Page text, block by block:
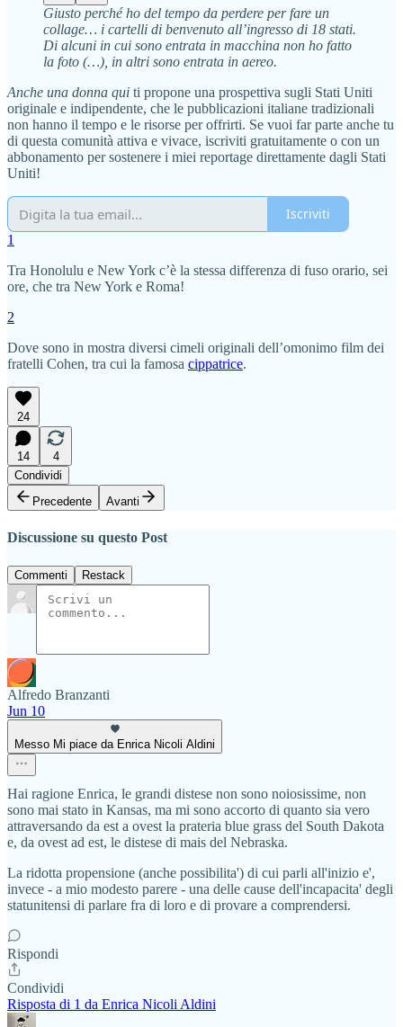
Giusto perché ho del tempo da perdere per fare un
collage… i cartelli di benvenuto all’ingresso di 18 stati.
Di alcuni in cui sono entrata in macchina non ho fatto
la foto (…), in altri sono entrata in aereo.
Anche una donna qui ti propone una prospettiva sugli Stati Uniti
originale e indipendente, che le pubblicazioni italiane tradizionali
non hanno il tempo e le risorse per offrirti. Se vuoi far parte anche tu
di questa comunità attiva e vivace, iscriviti gratuitamente o con un
abbonamento per sostenere i miei reportage direttamente dagli Stati
Uniti!
Iscriviti
1
Tra Honolulu e New York c’è la stessa differenza di fuso orario, sei
ore, che tra New York e Roma!
2
Dove sono in mostra diversi cimeli originali dell’omonimo film dei
fratelli Cohen, tra cui la famosa cippatrice.
24
14
4
Condividi
Precedente
Avanti
Discussione su questo Post
Commenti Restack
Alfredo Branzanti
Jun 10
Messo Mi piace da Enrica Nicoli Aldini
Hai ragione Enrica, le grandi distese non sono noiosissime, non
sono mai stato in Kansas, ma mi sono accorto di quanto sia vero
attraversando da est a ovest la prateria blue grass del South Dakota
e, da ovest ad est, le distese di mais del Nebraska.
La ridotta propensione (anche possibilita') di cui parli all'inizio e',
invece - a mio modesto parere - una delle cause dell'incapacita' degli
statunitensi di parlare fra di loro e di provare a comprendersi.
Rispondi
Condividi
Risposta di 1 da Enrica Nicoli Aldini